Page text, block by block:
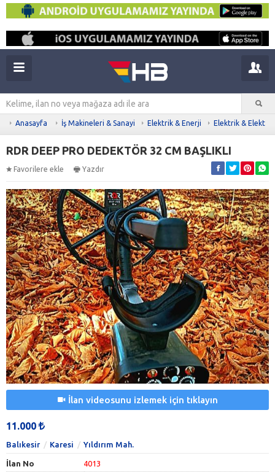
Anasayfa İş Makineleri & Sanayi Elektrik & Enerji Elektrik &
RDR DEEP PRO DEDEKTÖR 32 CM BAŞLIKLI
Favorilere ekle Yazdır
İlan videosunu izlemek için tıklayın
11.000
Balıkesir Karesi Yıldırım Mah.
İlan No
4013